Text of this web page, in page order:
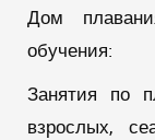
Дом
обучения:
Занятия по
взрослых,